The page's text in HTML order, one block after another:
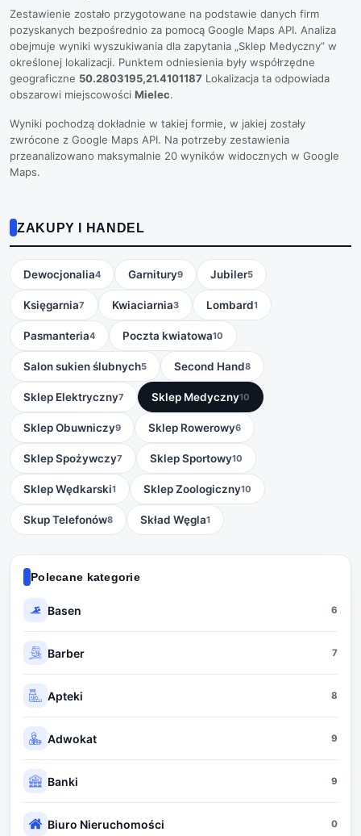
Zestawienie zostało przygotowane na podstawie danych firm
pozyskanych bezpośrednio za pomocą Google Maps API. Analiza
obejmuje wyniki wyszukiwania dla zapytania „Sklep Medyczny” w
określonej lokalizacji. Punktem odniesienia były współrzędne
geograficzne 50.2803195,21.4101187 Lokalizacja ta odpowiada
obszarowi miejscowości Mielec.
Wyniki pochodzą dokładnie w takiej formie, w jakiej zostały
zwrócone z Google Maps API. Na potrzeby zestawienia
przeanalizowano maksymalnie 20 wyników widocznych w Google
Maps.
ZAKUPY I HANDEL
Dewocjonalia4 Garnitury9 Jubiler5
Księgarnia7 Kwiaciarnia3 Lombard1
Pasmanteria4 Poczta kwiatowa10
Salon sukien ślubnych5 Second Hand8
Sklep Elektryczny7 Sklep Medyczny10
Sklep Obuwniczy9 Sklep Rowerowy6
Sklep Spożywczy7 Sklep Sportowy10
Sklep Wędkarski1 Sklep Zoologiczny10
Skup Telefonów8 Skład Węgla1
Polecane kategorie
Basen 6
Barber 7
Apteki 8
Adwokat 9
Banki 9
Biuro Nieruchomości 0